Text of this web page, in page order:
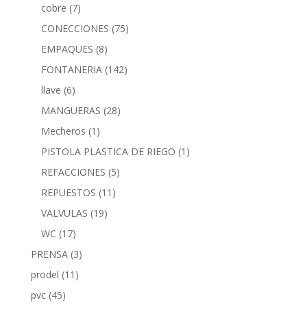
cobre (7)
CONECCIONES (75)
EMPAQUES (8)
FONTANERIA (142)
llave (6)
MANGUERAS (28)
Mecheros (1)
PISTOLA PLASTICA DE RIEGO (1)
REFACCIONES (5)
REPUESTOS (11)
VALVULAS (19)
WC (17)
PRENSA (3)
prodel (11)
pvc (45)